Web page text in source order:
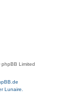
Limited
Lunaire.